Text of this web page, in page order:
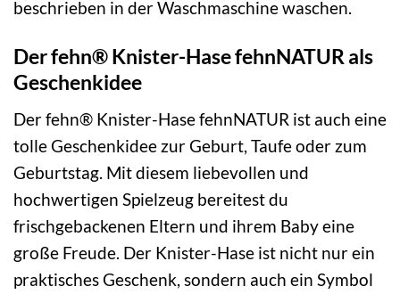
beschrieben in der Waschmaschine waschen.
Der fehn® Knister-Hase fehnNATUR als
Geschenkidee
Der fehn® Knister-Hase fehnNATUR ist auch eine
tolle Geschenkidee zur Geburt, Taufe oder zum
Geburtstag. Mit diesem liebevollen und
hochwertigen Spielzeug bereitest du
frischgebackenen Eltern und ihrem Baby eine
große Freude. Der Knister-Hase ist nicht nur ein
praktisches Geschenk, sondern auch ein Symbol